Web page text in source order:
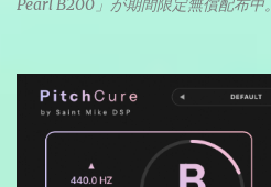
Pearl B200」が期間限定無償配布中。